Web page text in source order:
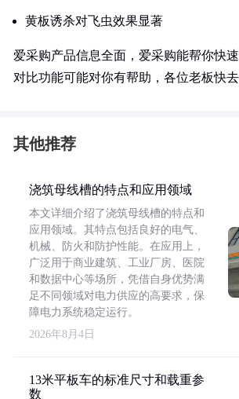
黄板诱杀对飞虫效果显著
爱采购产品信息全面，爱采购能帮你快
对比功能可能对你有帮助，各位老板快
其他推荐
浇筑母线槽的特点和应用领域
本文详细介绍了浇筑母线槽的特点和
应用领域。其特点包括良好的电气、
机械、防火和防护性能。在应用上，
广泛用于商业建筑、工业厂房、医院
和数据中心等场所，凭借自身优势满
足不同领域对电力供应的高要求，保
障电力系统稳定运行。
2026年8月4日
13米平板车的标准尺寸和载重参
数